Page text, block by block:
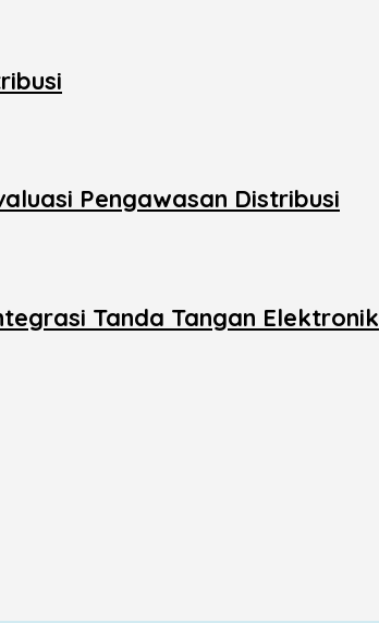
Pengawasan Distribusi
Tanda Tangan Elektronik